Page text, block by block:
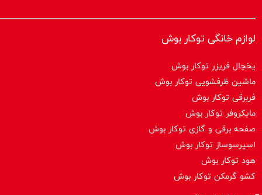
لوازم خانگی توکار بوش
یخچال فریزر توکار بوش
ماشین ظرفشویی توکار بوش
فربرقی توکار بوش
مایکروفر توکار بوش
صفحه برقی و گازی توکار بوش
اسپرسوساز توكار بوش
هود توکار بوش
کشو گرمکن توکار بوش